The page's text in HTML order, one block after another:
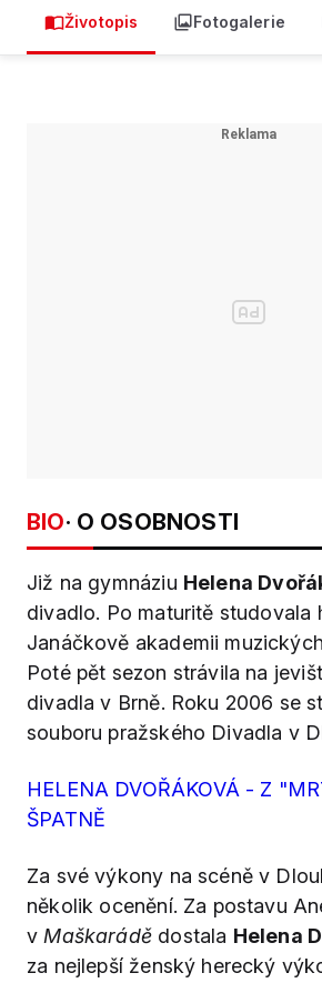
Životopis Fotogalerie
BIO· O OSOBNOSTI
Již na gymnáziu Helena
divadlo. Po maturitě studovala
Janáčkově akademii
Poté pět sezon strávila na
divadla v Brně. Roku 2006 se
souboru pražského Divadla v
HELENA DVOŘÁKOVÁ - Z
ŠPATNĚ
Za své výkony na scéně v
několik ocenění. Za postavu
v Maškarádě dostala Helena
za nejlepší ženský herecký